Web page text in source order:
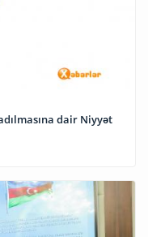
dair Niyyət